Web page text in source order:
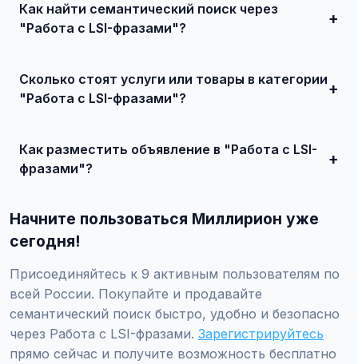
Как найти семантический поиск через
"Работа с LSI-фразами"?
и договоритесь о сделке.
Сколько стоят услуги или товары в категории
"Работа с LSI-фразами"?
Как разместить объявление в "Работа с LSI-
фразами"?
/ Семантический поиск / Работа с LSI-фразами",
заполните форму и опубликуйте. Первые объявления —
бесплатно!
Начните пользоваться Миллирион уже
сегодня!
Присоединяйтесь к 9 активным пользователям по
всей России. Покупайте и продавайте
семантический поиск быстро, удобно и безопасно
через Работа с LSI-фразами. Зарегистрируйтесь
прямо сейчас и получите возможность бесплатно